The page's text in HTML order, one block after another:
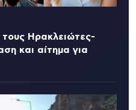
τους Ηρακλειώτες-
και αίτημα για